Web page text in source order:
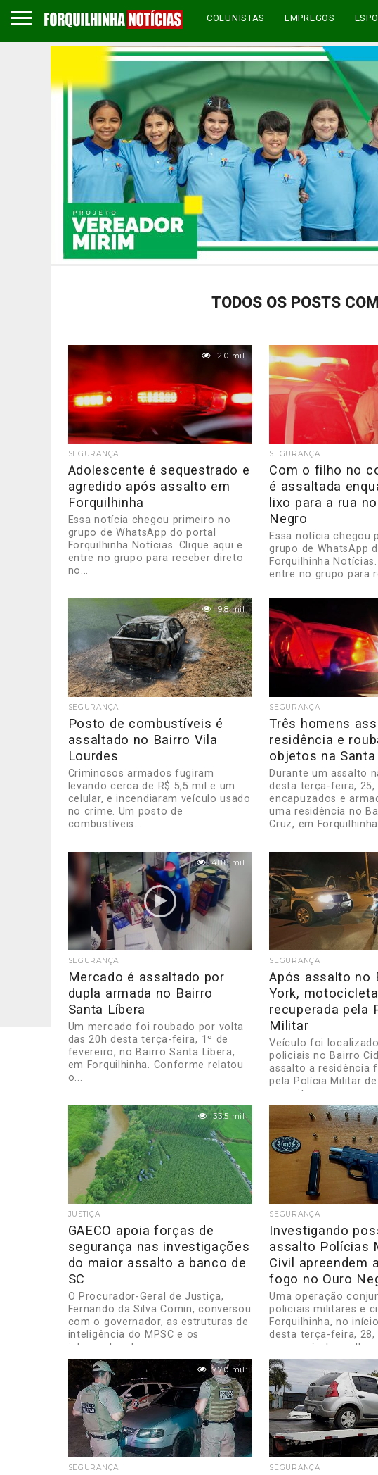
COLUNISTAS EMPREGOS
TODOS OS POSTS
2.0 mil
SEGURANÇA
Adolescente é sequestrado e
agredido após assalto em
Forquilhinha
Essa notícia chegou primeiro no
grupo de WhatsApp do portal
Forquilhinha Notícias. Clique aqui e
entre no grupo para receber direto
no...
SEGURANÇA
Com o filho no
é assaltada
lixo para a rua
Negro
Essa notícia chegou
grupo de WhatsApp
Forquilhinha
entre no grupo para
9.8 mil
SEGURANÇA
Posto de combustíveis é
assaltado no Bairro Vila
Lourdes
Criminosos armados fugiram
levando cerca de R$ 5,5 mil e um
celular, e incendiaram veículo usado
no crime. Um posto de
combustíveis...
SEGURANÇA
Três homens
residência e
objetos na Santa
Durante um assalto
desta terça-feira, 25,
encapuzados e
uma residência no
Cruz, em
48.8 mil
SEGURANÇA
Mercado é assaltado por
dupla armada no Bairro
Santa Líbera
Um mercado foi roubado por volta
das 20h desta terça-feira, 1º de
fevereiro, no Bairro Santa Líbera,
em Forquilhinha. Conforme relatou
o...
SEGURANÇA
Após assalto no
York,
recuperada pela
Militar
Veículo foi
policiais no Bairro
assalto a residência
pela Polícia Militar
na noite...
33.5 mil
JUSTIÇA
GAECO apoia forças de
segurança nas investigações
do maior assalto a banco de
SC
O Procurador-Geral de Justiça,
Fernando da Silva Comin, conversou
com o governador, as estruturas de
inteligência do MPSC e os
integrantes da...
SEGURANÇA
Investigando
assalto Polícias
Civil apreendem
fogo no Ouro
Uma operação
policiais militares e
Forquilhinha, no
desta terça-feira, 28,
um possível assalto...
77.0 mil
SEGURANÇA SEGURANÇA